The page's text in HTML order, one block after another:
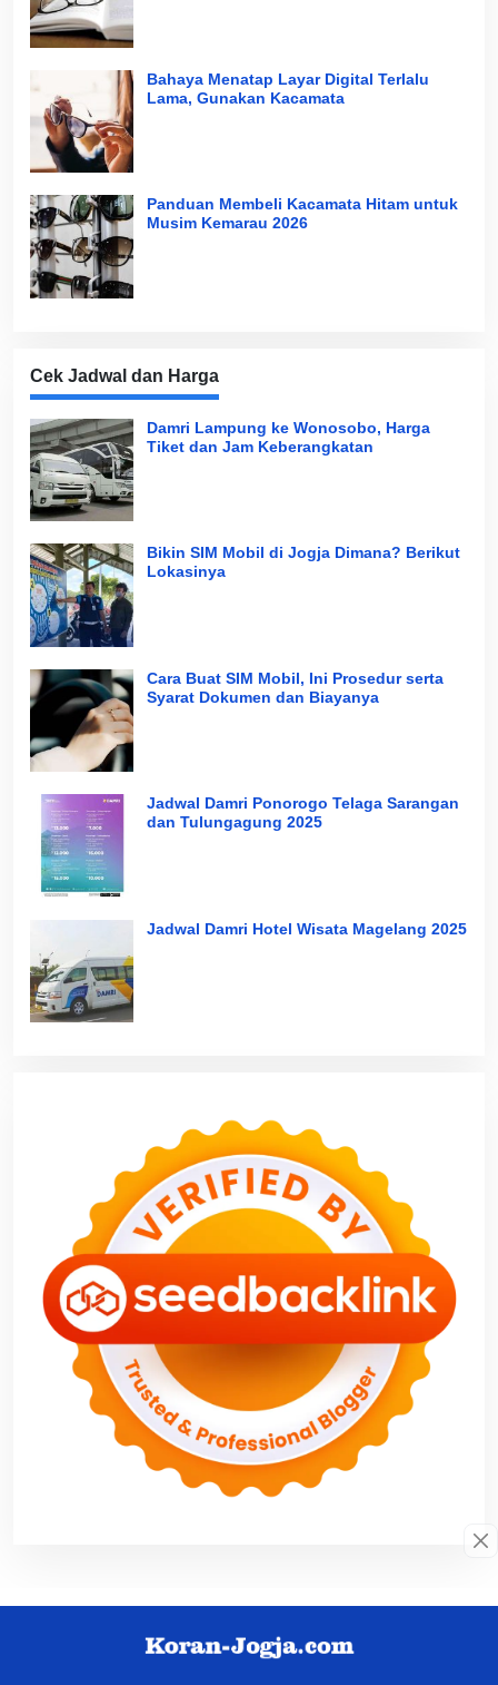
Bahaya Menatap Layar Digital Terlalu
Lama, Gunakan Kacamata
Panduan Membeli Kacamata Hitam untuk
Musim Kemarau 2026
Cek Jadwal dan Harga
Damri Lampung ke Wonosobo, Harga
Tiket dan Jam Keberangkatan
Bikin SIM Mobil di Jogja Dimana? Berikut
Lokasinya
Cara Buat SIM Mobil, Ini Prosedur serta
Syarat Dokumen dan Biayanya
Jadwal Damri Ponorogo Telaga Sarangan
dan Tulungagung 2025
Jadwal Damri Hotel Wisata Magelang 2025